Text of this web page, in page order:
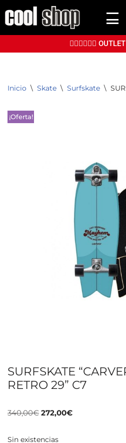
Saltar
contenido
👉🏼👉🏼👉🏼 OUTLET
Inicio \ Skate \ Surfskate \
¡Oferta!
SURFSKATE
RETRO 29” C7
340,00€ 272,00€
Sin existencias